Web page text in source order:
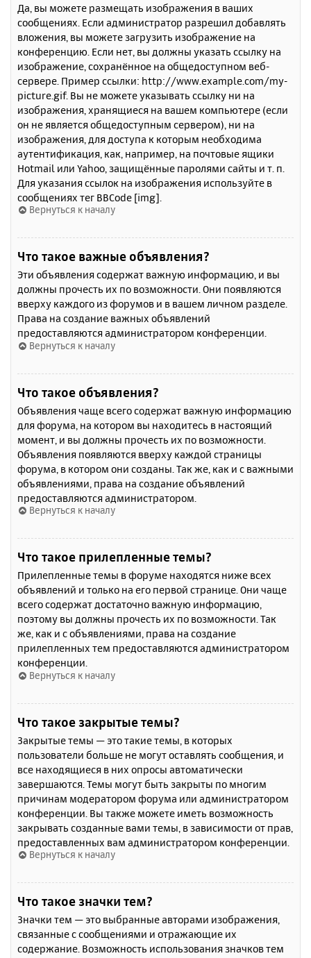
Да, вы можете размещать изображения в ваших
сообщениях. Если администратор разрешил добавлять
вложения, вы можете загрузить изображение на
конференцию. Если нет, вы должны указать ссылку на
изображение, сохранённое на общедоступном веб-
сервере. Пример ссылки: http://www.example.com/my-
picture.gif. Вы не можете указывать ссылку ни на
изображения, хранящиеся на вашем компьютере (если
он не является общедоступным сервером), ни на
изображения, для доступа к которым необходима
аутентификация, как, например, на почтовые ящики
Hotmail или Yahoo, защищённые паролями сайты и т. п.
Для указания ссылок на изображения используйте в
сообщениях тег BBCode [img].
Вернуться к началу
Что такое важные объявления?
Эти объявления содержат важную информацию, и вы
должны прочесть их по возможности. Они появляются
вверху каждого из форумов и в вашем личном разделе.
Права на создание важных объявлений
предоставляются администратором конференции.
Вернуться к началу
Что такое объявления?
Объявления чаще всего содержат важную информацию
для форума, на котором вы находитесь в настоящий
момент, и вы должны прочесть их по возможности.
Объявления появляются вверху каждой страницы
форума, в котором они созданы. Так же, как и с важными
объявлениями, права на создание объявлений
предоставляются администратором.
Вернуться к началу
Что такое прилепленные темы?
Прилепленные темы в форуме находятся ниже всех
объявлений и только на его первой странице. Они чаще
всего содержат достаточно важную информацию,
поэтому вы должны прочесть их по возможности. Так
же, как и с объявлениями, права на создание
прилепленных тем предоставляются администратором
конференции.
Вернуться к началу
Что такое закрытые темы?
Закрытые темы — это такие темы, в которых
пользователи больше не могут оставлять сообщения, и
все находящиеся в них опросы автоматически
завершаются. Темы могут быть закрыты по многим
причинам модератором форума или администратором
конференции. Вы также можете иметь возможность
закрывать созданные вами темы, в зависимости от прав,
предоставленных вам администратором конференции.
Вернуться к началу
Что такое значки тем?
Значки тем — это выбранные авторами изображения,
связанные с сообщениями и отражающие их
содержание. Возможность использования значков тем